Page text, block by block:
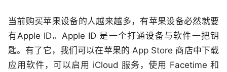
当前购买苹果设备的人越来越多，有苹果设备必然就要
有Apple ID。Apple ID 是一个打通设备与软件一把钥
匙。有了它，我们可以在苹果的 App Store 商店中下载
应用软件，可以启用 iCloud 服务，使用 Facetime 和